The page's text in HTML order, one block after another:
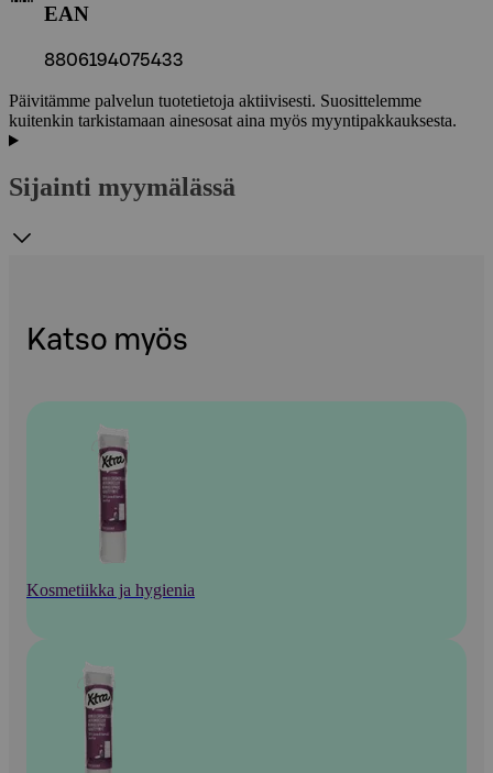
EAN
8806194075433
Päivitämme palvelun tuotetietoja aktiivisesti. Suosittelemme
kuitenkin tarkistamaan ainesosat aina myös myyntipakkauksesta.
Sijainti myymälässä
Katso myös
Kosmetiikka ja hygienia